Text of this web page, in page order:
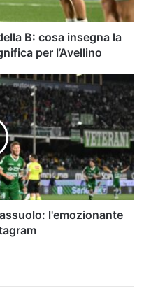
B: cosa insegna la
per l’Avellino
l'emozionante